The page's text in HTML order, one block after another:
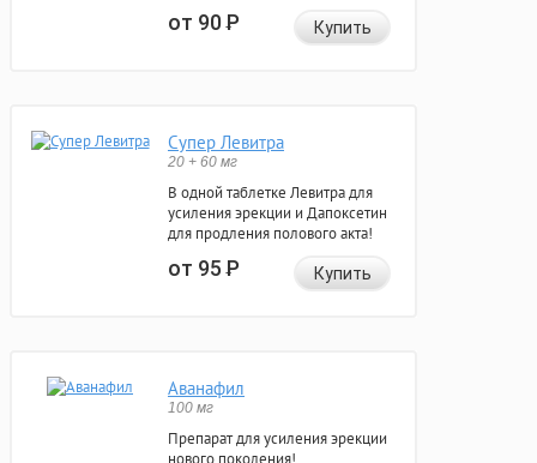
от 90Р Купить
Супер Левитра
20 + 60 мг
В одной таблетке Левитра для
усиления эрекции и Дапоксетин
для продления полового акта!
от 95Р Купить
Аванафил
100 мг
Препарат для усиления эрекции